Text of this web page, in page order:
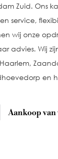
Zuid. Ons
service,
wij onze
advies. Wij
en
Aankoop